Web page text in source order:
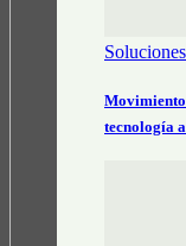
Movimiento
tecnología